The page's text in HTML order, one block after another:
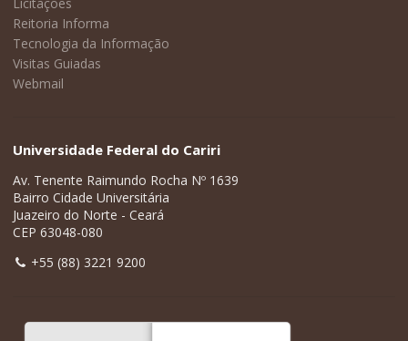
Reitoria Informa
Tecnologia da Informação
Visitas Guiadas
Webmail
Universidade Federal do Cariri
Av. Tenente Raimundo Rocha Nº 1639
Bairro Cidade Universitária
Juazeiro do Norte - Ceará
CEP 63048-080
+55 (88) 3221 9200